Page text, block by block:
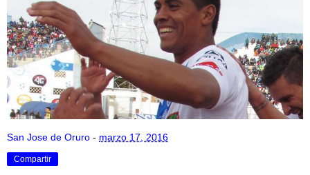
San Jose de Oruro - marzo 17, 2016
Compartir